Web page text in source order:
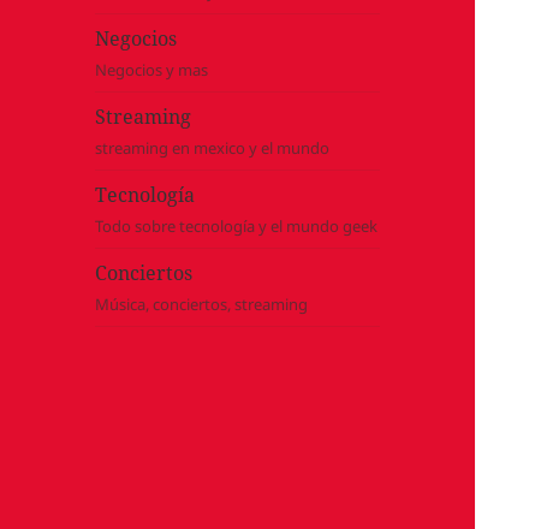
Negocios
Negocios y mas
Streaming
streaming en mexico y el mundo
Tecnología
Todo sobre tecnología y el mundo geek
Conciertos
Música, conciertos, streaming